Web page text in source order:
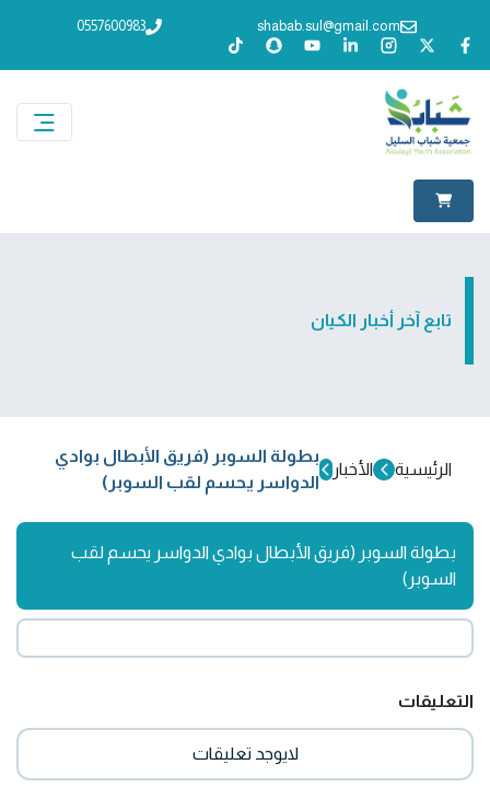
shabab.sul@gmail.com
0557600983
تابع آخر أخبار الكيان
الرئيسية الأخبار
بطولة السوبر (فريق الأبطال بوادي
الدواسر يحسم لقب السوبر)
بطولة السوبر (فريق الأبطال بوادي الدواسر يحسم لقب
السوبر)
التعليقات
لايوجد تعليقات